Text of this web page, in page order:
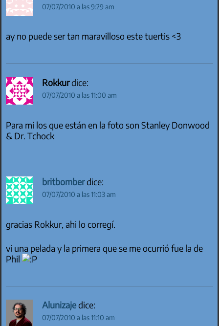
07/07/2010 a las 9:29 am
ay no puede ser tan maravilloso este tuertis <3
Rokkurdice:
07/07/2010 a las 11:00 am
Para mi los que están en la foto son Stanley Donwood
& Dr. Tchock
britbomberdice:
07/07/2010 a las 11:03 am
gracias Rokkur, ahi lo corregí.
vi una pelada y la primera que se me ocurrió fue la de
Phil
Alunizajedice:
07/07/2010 a las 11:10 am